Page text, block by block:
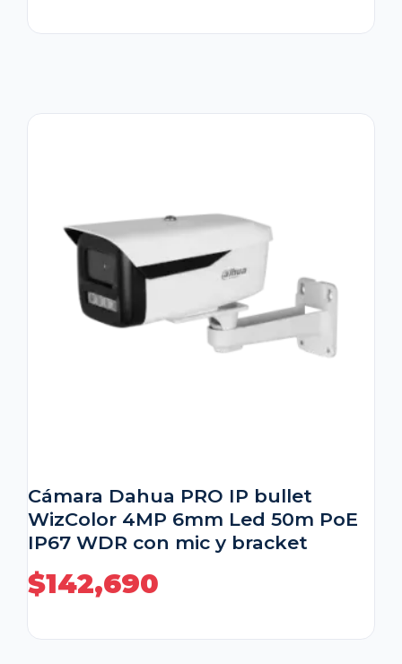
Cámara Dahua PRO IP bullet
WizColor 4MP 6mm Led 50m PoE
IP67 WDR con mic y bracket
$142,690